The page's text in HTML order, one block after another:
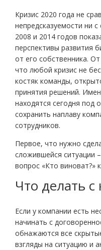
Кризис 2020 года не
непредсказуемости ни
2008 и 2014 годов
перспективы развития
от его собственника.
что любой кризис не
костяк команды,
принятия решений.
находятся сегодня под
сохранить наплаву
сотрудников.
Первое, что нужно
сложившейся ситуации
вопрос «Кто виноват?»
Что делать
Если у компании есть
начинать с
обнажаются все
взгляды на ситуацию и